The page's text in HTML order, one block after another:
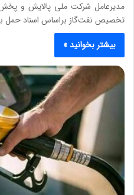
مدیرعامل شرکت ملی پالایش و
تخصیص نفت‌گاز براساس اسناد حمل
بیشتر بخوانید »